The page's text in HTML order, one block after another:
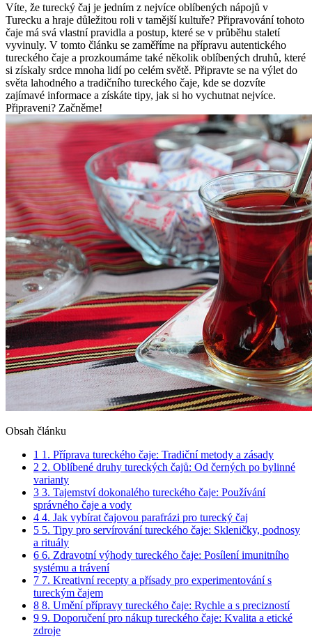
Víte, že turecký čaj je jedním z nejvíce oblíbených nápojů v
Turecku a hraje důležitou roli v tamější kultuře? Připravování tohoto
čaje má svá vlastní pravidla a postup, které se v průběhu staletí
vyvinuly. V tomto článku se zaměříme na přípravu autentického
tureckého čaje a prozkoumáme také několik oblíbených druhů, které
si získaly srdce mnoha lidí po celém světě. Připravte se na výlet do
světa lahodného a tradičního tureckého čaje, kde se dozvíte
zajímavé informace a získáte tipy, jak si ho vychutnat nejvíce.
Připraveni? Začněme!
Obsah článku
1 1. Příprava tureckého čaje: Tradiční metody a zásady
2 2. Oblíbené druhy tureckých čajů: Od černých po bylinné
varianty
3 3. Tajemství dokonalého tureckého čaje: Používání
správného čaje a vody
4 4. Jak vybírat čajovou parafrázi pro turecký čaj
5 5. Tipy pro servírování tureckého čaje: Skleničky, podnosy
a rituály
6 6. Zdravotní výhody tureckého čaje: Posílení imunitního
systému a trávení
7 7. Kreativní recepty a přísady pro experimentování s
tureckým čajem
8 8. Umění přípravy tureckého čaje: Rychle a s precizností
9 9. Doporučení pro nákup tureckého čaje: Kvalita a etické
zdroje